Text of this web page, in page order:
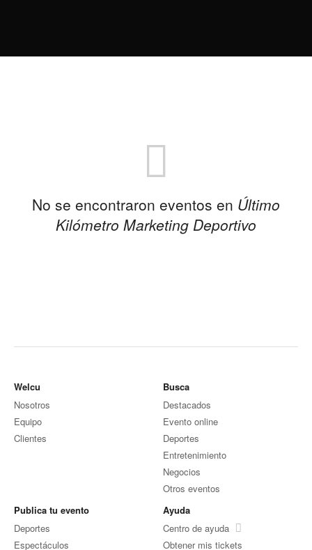
No se encontraron eventos en Último
Kilómetro Marketing Deportivo
Welcu
Nosotros
Equipo
Clientes
Busca
Destacados
Evento online
Deportes
Entretenimiento
Negocios
Otros eventos
Publica tu evento
Deportes
Espectáculos
Ayuda
Centro de ayuda
Obtener mis tickets